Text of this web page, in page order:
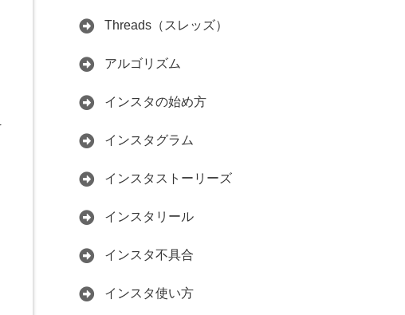
Threads（スレッズ）
アルゴリズム
インスタの始め方
インスタグラム
インスタストーリーズ
インスタリール
インスタ不具合
インスタ使い方